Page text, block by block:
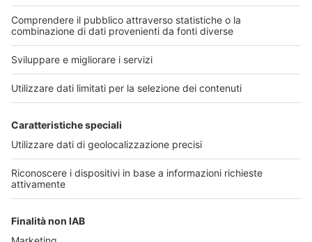
Numero successivo Numero precente